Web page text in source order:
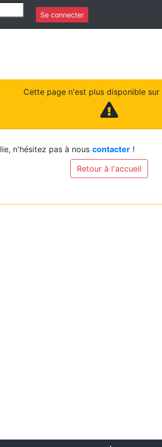
Se connecter
Cette page n'est plus disponible sur
n'hésitez pas à nous contacter !
Retour à l'accueil